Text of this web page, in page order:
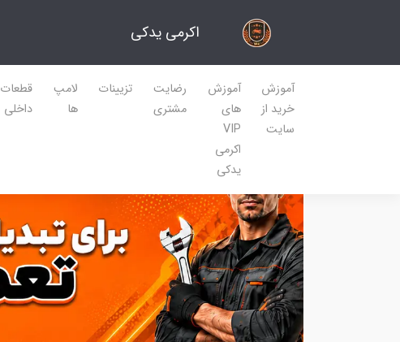
اکرمی یدکی
آموزش
خرید از
سایت
آموزش
های
VIP
اکرمی
یدکی
رضایت
مشتری
تزیینات
لامپ
ها
قطعات
داخلی